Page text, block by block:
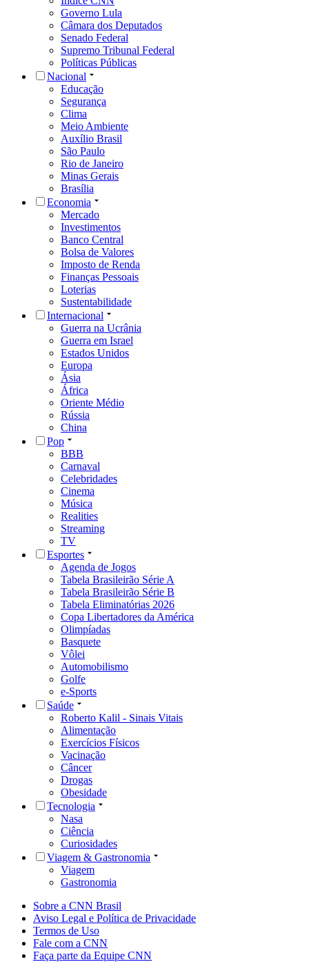
Governo Lula
Câmara dos Deputados
Senado Federal
Supremo Tribunal Federal
Políticas Públicas
Nacional
Educação
Segurança
Clima
Meio Ambiente
Auxílio Brasil
São Paulo
Rio de Janeiro
Minas Gerais
Brasília
Economia
Mercado
Investimentos
Banco Central
Bolsa de Valores
Imposto de Renda
Finanças Pessoais
Loterias
Sustentabilidade
Internacional
Guerra na Ucrânia
Guerra em Israel
Estados Unidos
Europa
Ásia
África
Oriente Médio
Rússia
China
Pop
BBB
Carnaval
Celebridades
Cinema
Música
Realities
Streaming
TV
Esportes
Agenda de Jogos
Tabela Brasileirão Série A
Tabela Brasileirão Série B
Tabela Eliminatórias 2026
Copa Libertadores da América
Olimpíadas
Basquete
Vôlei
Automobilismo
Golfe
e-Sports
Saúde
Roberto Kalil - Sinais Vitais
Alimentação
Exercícios Físicos
Vacinação
Câncer
Drogas
Obesidade
Tecnologia
Nasa
Ciência
Curiosidades
Viagem & Gastronomia
Viagem
Gastronomia
Sobre a CNN Brasil
Aviso Legal e Política de Privacidade
Termos de Uso
Fale com a CNN
Faça parte da Equipe CNN